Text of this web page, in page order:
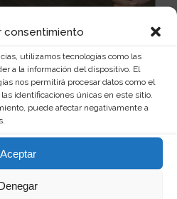
consentimiento
utilizamos tecnologías como las
a la información del dispositivo. El
nos permitirá procesar datos como el
identificaciones únicas en este sitio.
puede afectar negativamente a
Aceptar